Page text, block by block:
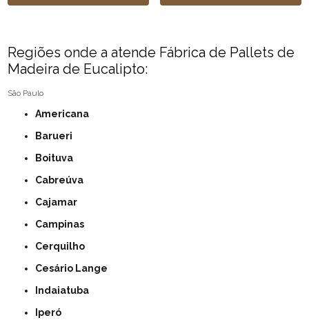
Regiões onde a atende Fábrica de Pallets de
Madeira de Eucalipto:
São Paulo
Americana
Barueri
Boituva
Cabreúva
Cajamar
Campinas
Cerquilho
Cesário Lange
Indaiatuba
Iperó